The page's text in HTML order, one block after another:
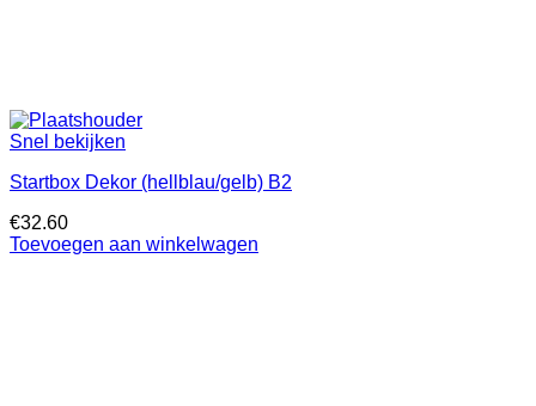
Snel bekijken
Startbox Dekor (hellblau/gelb) B2
€32.60
Toevoegen aan winkelwagen